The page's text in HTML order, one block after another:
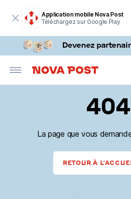
Application mobile Nova Post
Téléchargez sur Google Play
404
La page que vous
RETOUR À